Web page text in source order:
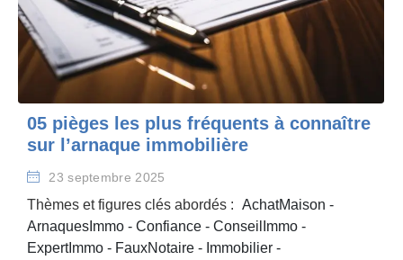
05 pièges les plus fréquents à connaître
sur l’arnaque immobilière
23 septembre 2025
Thèmes et figures clés abordés : AchatMaison -
ArnaquesImmo - Confiance - ConseilImmo -
ExpertImmo - FauxNotaire - Immobilier -